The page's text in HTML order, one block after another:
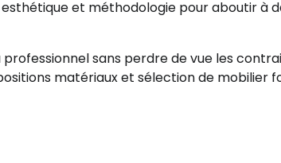
et méthodologie pour aboutir à
sans perdre de vue les
matériaux et sélection de mobilier